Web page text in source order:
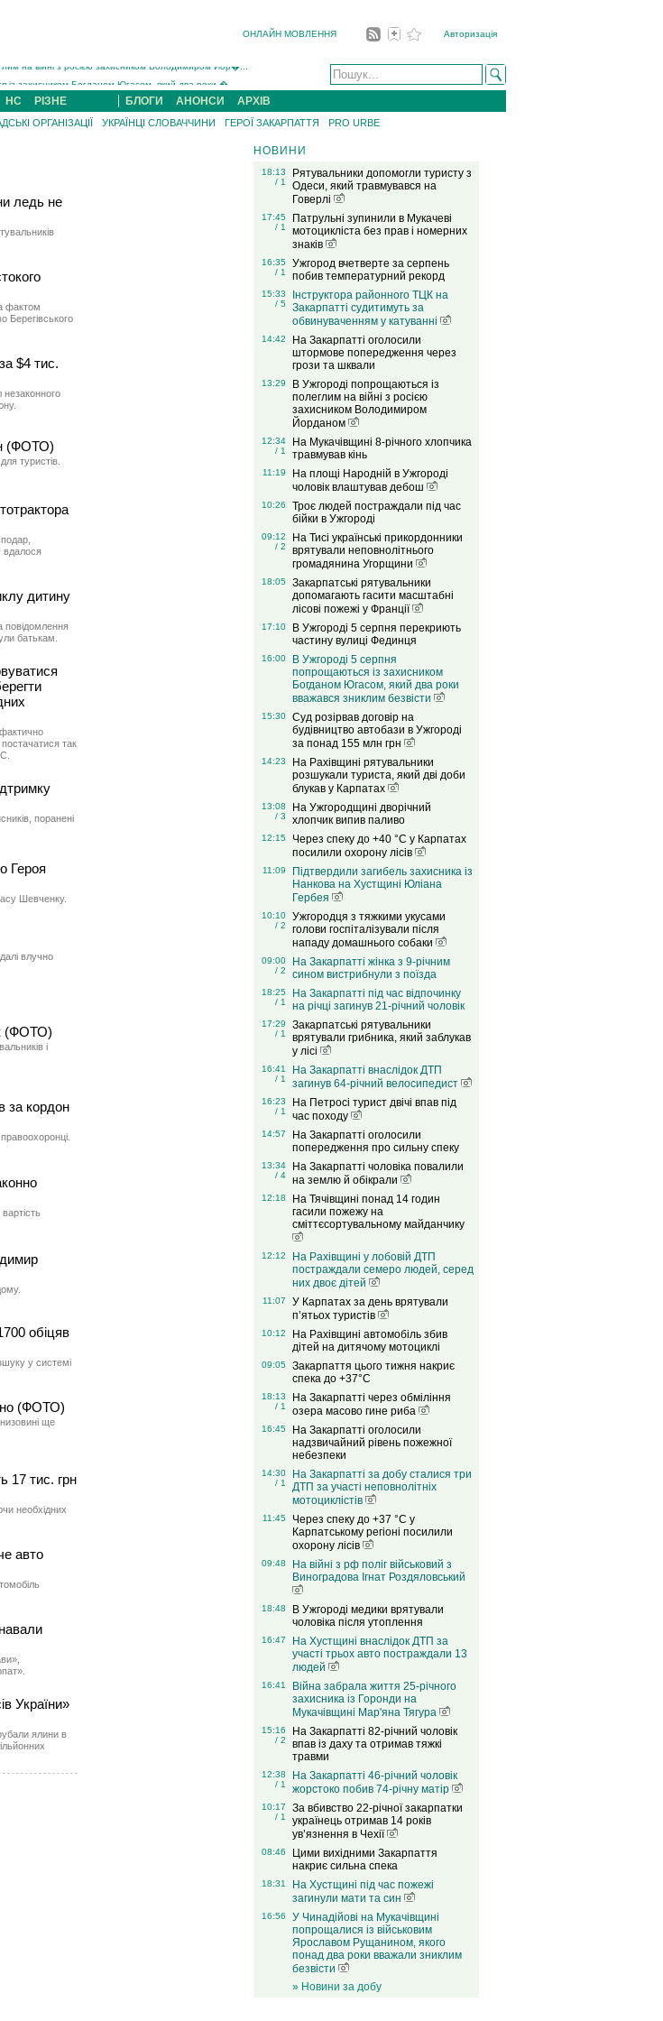
ОНЛАЙН МОВЛЕННЯ Авторизація
судитимуть за обвинуваченням у катув...
Нанкова на Хустщині Юліана Гербея (ФОТО)[/gree...
Ігнат Роздяловський (ФОТО)...
трьох авто постраждали 13 людей (ФОТО)...
НС РІЗНЕ БЛОГИ АНОНСИ АРХІВ
ОРГАНІЗАЦІЇ УКРАЇНЦІ СЛОВАЧЧИНИ ГЕРОЇ ЗАКАРПАТТЯ PRO URBE
ледь не
фактом
Берегівського
$4 тис.
(ФОТО)
туристів.
вдалося
дитину
повідомлення
батькам.
так
поранені
Героя
Шевченку.
влучно
(ФОТО)
і
за кордон
обіцяв
у системі
(ФОТО)
ще
17 тис. грн
необхідних
авто
України»
ялини в
НОВИНИ
18:13
/ 1
Рятувальники допомогли туристу з
Одеси, який травмувався на
Говерлі
17:45
/ 1
Патрульні зупинили в Мукачеві
мотоцикліста без прав і номерних
знаків
16:35
/ 1
Ужгород вчетверте за серпень
побив температурний рекорд
15:33
/ 5
Інструктора районного ТЦК на
Закарпатті судитимуть за
обвинуваченням у катуванні
14:42
На Закарпатті оголосили
штормове попередження через
грози та шквали
13:29
В Ужгороді попрощаються із
полеглим на війні з росією
захисником Володимиром
Йорданом
12:34
/ 1
На Мукачівщині 8-річного хлопчика
травмував кінь
11:19
На площі Народній в Ужгороді
чоловік влаштував дебош
10:26
Троє людей постраждали під час
бійки в Ужгороді
09:12
/ 2
На Тисі українські прикордонники
врятували неповнолітнього
громадянина Угорщини
18:05
Закарпатські рятувальники
допомагають гасити масштабні
лісові пожежі у Франції
17:10
В Ужгороді 5 серпня перекриють
частину вулиці Фединця
16:00
В Ужгороді 5 серпня
попрощаються із захисником
Богданом Югасом, який два роки
вважався зниклим безвісти
15:30
Суд розірвав договір на
будівництво автобази в Ужгороді
за понад 155 млн грн
14:23
На Рахівщині рятувальники
розшукали туриста, який дві доби
блукав у Карпатах
13:08
/ 3
На Ужгородщині дворічний
хлопчик випив паливо
12:15
Через спеку до +40 °C у Карпатах
посилили охорону лісів
11:09
Підтвердили загибель захисника із
Нанкова на Хустщині Юліана
Гербея
10:10
/ 2
Ужгородця з тяжкими укусами
голови госпіталізували після
нападу домашнього собаки
09:00
/ 2
На Закарпатті жінка з 9-річним
сином вистрибнули з поїзда
18:25
/ 1
На Закарпатті під час відпочинку
на річці загинув 21-річний чоловік
17:29
/ 1
Закарпатські рятувальники
врятували грибника, який заблукав
у лісі
16:41
/ 1
На Закарпатті внаслідок ДТП
загинув 64-річний велосипедист
16:23
/ 1
На Петросі турист двічі впав під
час походу
14:57
На Закарпатті оголосили
попередження про сильну спеку
13:34
/ 4
На Закарпатті чоловіка повалили
на землю й обікрали
12:18
На Тячівщині понад 14 годин
гасили пожежу на
сміттєсортувальному майданчику
12:12
На Рахівщині у лобовій ДТП
постраждали семеро людей, серед
них двоє дітей
11:07
У Карпатах за день врятували
п’ятьох туристів
10:12
На Рахівщині автомобіль збив
дітей на дитячому мотоциклі
09:05
Закарпаття цього тижня накриє
спека до +37°C
18:13
/ 1
На Закарпатті через обміління
озера масово гине риба
16:45
На Закарпатті оголосили
надзвичайний рівень пожежної
небезпеки
14:30
/ 1
На Закарпатті за добу сталися три
ДТП за участі неповнолітніх
мотоциклістів
11:45
Через спеку до +37 °C у
Карпатському регіоні посилили
охорону лісів
09:48
На війні з рф поліг військовий з
Виноградова Ігнат Роздяловський
18:48
В Ужгороді медики врятували
чоловіка після утоплення
16:47
На Хустщині внаслідок ДТП за
участі трьох авто постраждали 13
людей
16:41
Війна забрала життя 25-річного
захисника із Горонди на
Мукачівщині Мар'яна Тягура
15:16
/ 2
На Закарпатті 82-річний чоловік
впав із даху та отримав тяжкі
травми
12:38
/ 1
На Закарпатті 46-річний чоловік
жорстоко побив 74-річну матір
10:17
/ 1
За вбивство 22-річної закарпатки
українець отримав 14 років
ув’язнення в Чехії
08:46
Цими вихідними Закарпаття
накриє сильна спека
18:31
На Хустщині під час пожежі
загинули мати та син
16:56
У Чинадійові на Мукачівщині
попрощалися із військовим
Ярославом Рущанином, якого
понад два роки вважали зниклим
безвісти
» Новини за добу